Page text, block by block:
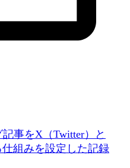
事をX（Twitter）と
組みを設定した記録